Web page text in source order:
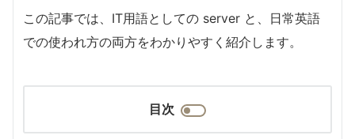
この記事では、IT用語としての server と、日常英語
での使われ方の両方をわかりやすく紹介します。
目次